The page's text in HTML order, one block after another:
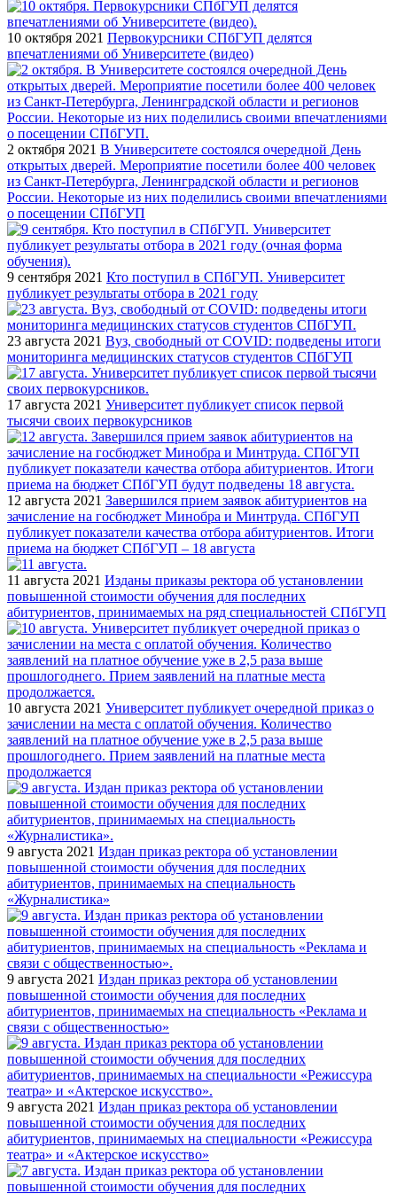
10 октября 2021 Первокурсники СПбГУП делятся
впечатлениями об Университете (видео)
2 октября 2021 В Университете состоялся очередной День
открытых дверей. Мероприятие посетили более 400 человек
из Санкт-Петербурга, Ленинградской области и регионов
России. Некоторые из них поделились своими впечатлениями
о посещении СПбГУП
9 сентября 2021 Кто поступил в СПбГУП. Университет
публикует результаты отбора в 2021 году
23 августа 2021 Вуз, свободный от COVID: подведены итоги
мониторинга медицинских статусов студентов СПбГУП
17 августа 2021 Университет публикует список первой
тысячи своих первокурсников
12 августа 2021 Завершился прием заявок абитуриентов на
зачисление на госбюджет Минобра и Минтруда. СПбГУП
публикует показатели качества отбора абитуриентов. Итоги
приема на бюджет СПбГУП – 18 августа
11 августа 2021 Изданы приказы ректора об установлении
повышенной стоимости обучения для последних
абитуриентов, принимаемых на ряд специальностей СПбГУП
10 августа 2021 Университет публикует очередной приказ о
зачислении на места с оплатой обучения. Количество
заявлений на платное обучение уже в 2,5 раза выше
прошлогоднего. Прием заявлений на платные места
продолжается
9 августа 2021 Издан приказ ректора об установлении
повышенной стоимости обучения для последних
абитуриентов, принимаемых на специальность
«Журналистика»
9 августа 2021 Издан приказ ректора об установлении
повышенной стоимости обучения для последних
абитуриентов, принимаемых на специальность «Реклама и
связи с общественностью»
9 августа 2021 Издан приказ ректора об установлении
повышенной стоимости обучения для последних
абитуриентов, принимаемых на специальности «Режиссура
театра» и «Актерское искусство»